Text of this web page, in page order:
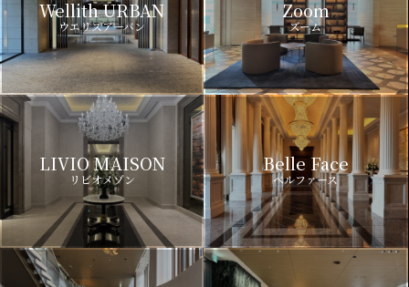
Wellith URBAN
ウエリスアーバン
Zoom
ズーム
LIVIO MAISON
リビオメゾン
Belle Face
ベルファース